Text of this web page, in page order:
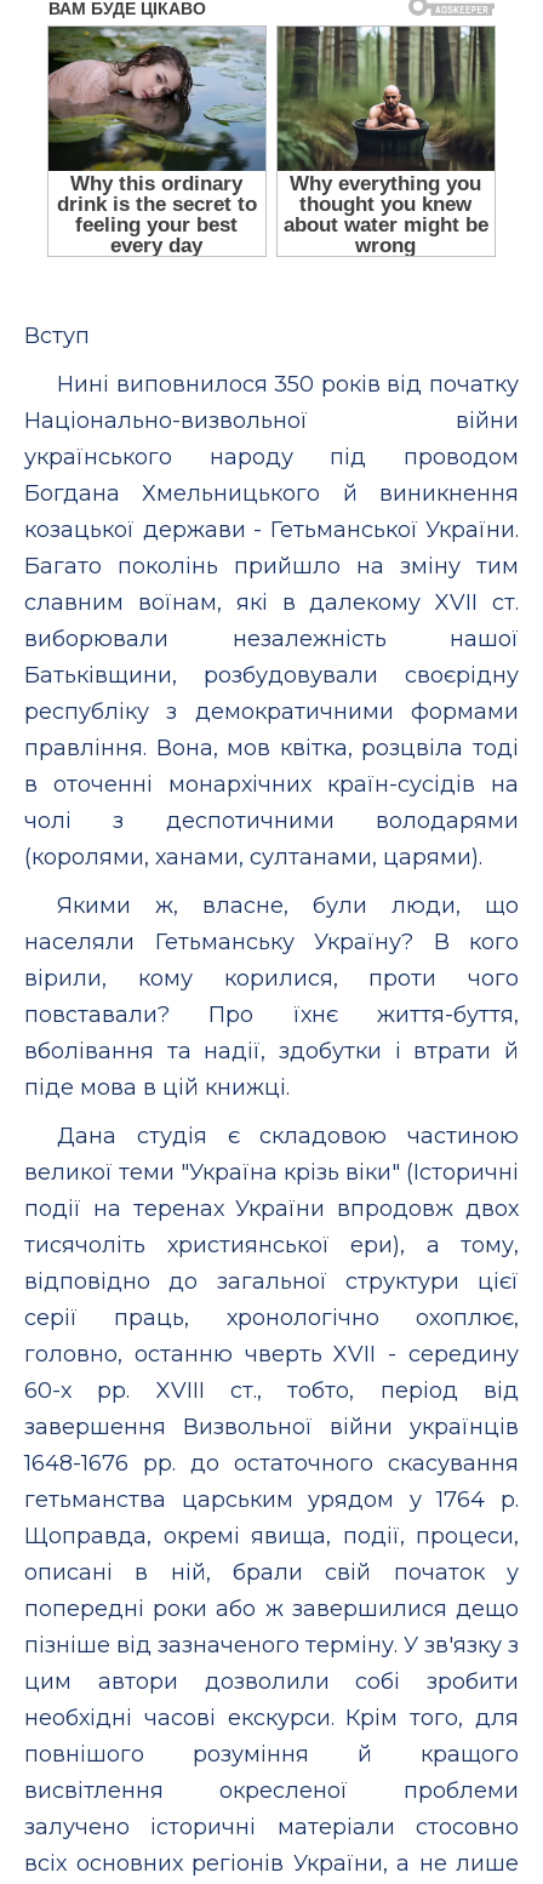
Вступ
Нині виповнилося 350 років від початку
Національно-визвольної війни
українського народу під проводом
Богдана Хмельницького й виникнення
козацької держави - Гетьманської України.
Багато поколінь прийшло на зміну тим
славним воїнам, які в далекому XVII ст.
виборювали незалежність нашої
Батьківщини, розбудовували своєрідну
республіку з демократичними формами
правління. Вона, мов квітка, розцвіла тоді
в оточенні монархічних країн-сусідів на
чолі з деспотичними володарями
(королями, ханами, султанами, царями).
Якими ж, власне, були люди, що
населяли Гетьманську Україну? В кого
вірили, кому корилися, проти чого
повставали? Про їхнє життя-буття,
вболівання та надії, здобутки і втрати й
піде мова в цій книжці.
Дана студія є складовою частиною
великої теми "Україна крізь віки" (Історичні
події на теренах України впродовж двох
тисячоліть християнської ери), а тому,
відповідно до загальної структури цієї
серії праць, хронологічно охоплює,
головно, останню чверть XVII - середину
60-х pp. XVIII ст., тобто, період від
завершення Визвольної війни українців
1648-1676 pp. до остаточного скасування
гетьманства царським урядом у 1764 p.
Щоправда, окремі явища, події, процеси,
описані в ній, брали свій початок у
попередні роки або ж завершилися дещо
пізніше від зазначеного терміну. У зв'язку з
цим автори дозволили собі зробити
необхідні часові екскурси. Крім того, для
повнішого розуміння й кращого
висвітлення окресленої проблеми
залучено історичні матеріали стосовно
всіх основних регіонів України, а не лише